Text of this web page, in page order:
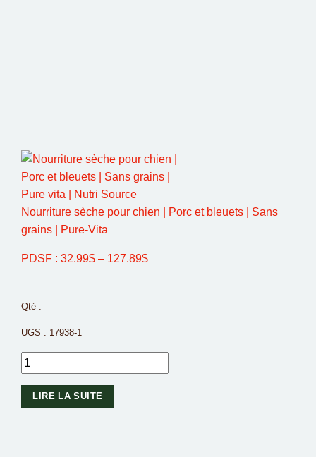
Nourriture sèche pour chien | Porc et bleuets | Sans
grains | Pure-Vita
PDSF : 32.99$ – 127.89$
Qté :
UGS : 17938-1
LIRE LA SUITE